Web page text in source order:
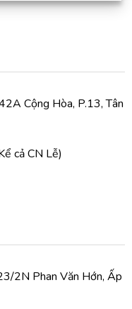
Cộng Hòa, P.13, Tân
cả CN Lễ)
2N Phan Văn Hớn, Ấp